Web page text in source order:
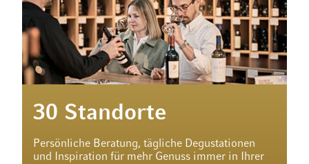
30 Standorte
Persönliche Beratung, tägliche Degustationen
und Inspiration für mehr Genuss immer in Ihrer